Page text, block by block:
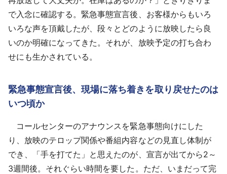
で入念に確認する。緊急事態宣言後、お客様からもいろ
いろな声を頂戴したが、段々とどのように放映したら良
いのか明確になってきた。それが、放映予定の打ち合わ
せにも生かされている。
緊急事態宣言後、現場に落ち着きを取り戻せたのは
いつ頃か
コールセンターのアナウンスを緊急事態向けにした
り、放映のテロップ関係や番組内容などの見直し体制が
でき、「手を打てた」と思えたのが、宣言が出てから2～
3週間後。それぐらい時間を要した。ただ、いまだって完